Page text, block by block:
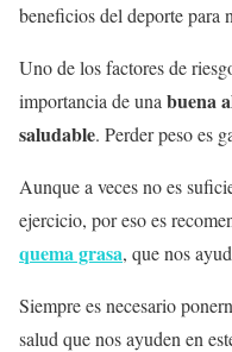
beneficios del deporte para
Uno de los factores de
importancia de una buena
saludable. Perder peso es
Aunque a veces no es
ejercicio, por eso es
quema grasa, que nos
Siempre es necesario
salud que nos ayuden en